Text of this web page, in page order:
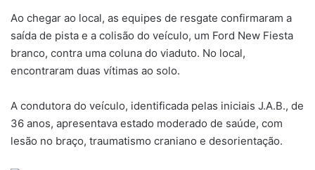
Ao chegar ao local, as equipes de resgate confirmaram a
saída de pista e a colisão do veículo, um Ford New Fiesta
branco, contra uma coluna do viaduto. No local,
encontraram duas vítimas ao solo.
A condutora do veículo, identificada pelas iniciais J.A.B., de
36 anos, apresentava estado moderado de saúde, com
lesão no braço, traumatismo craniano e desorientação.